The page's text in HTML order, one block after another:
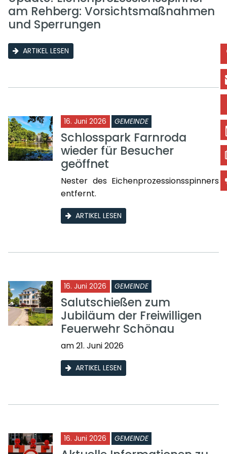
am Rehberg: Vorsichtsmaßnahmen
und Sperrungen
ARTIKEL LESEN
16. Juni 2026 GEMEINDE
Schlosspark Farnroda
wieder für Besucher
geöffnet
Nester des Eichenprozessionsspinners
entfernt.
ARTIKEL LESEN
16. Juni 2026 GEMEINDE
Salutschießen zum
Jubiläum der Freiwilligen
Feuerwehr Schönau
am 21. Juni 2026
ARTIKEL LESEN
16. Juni 2026 GEMEINDE